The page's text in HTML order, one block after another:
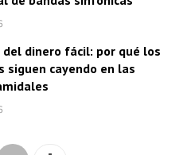
del dinero fácil: por qué los
siguen cayendo en las